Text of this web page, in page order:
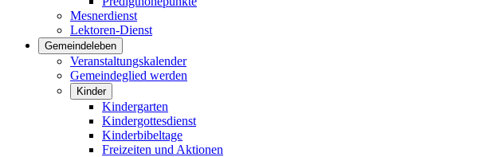
Mesnerdienst
Lektoren-Dienst
Gemeindeleben
Veranstaltungskalender
Gemeindeglied werden
Kinder
Kindergarten
Kindergottesdienst
Kinderbibeltage
Freizeiten und Aktionen